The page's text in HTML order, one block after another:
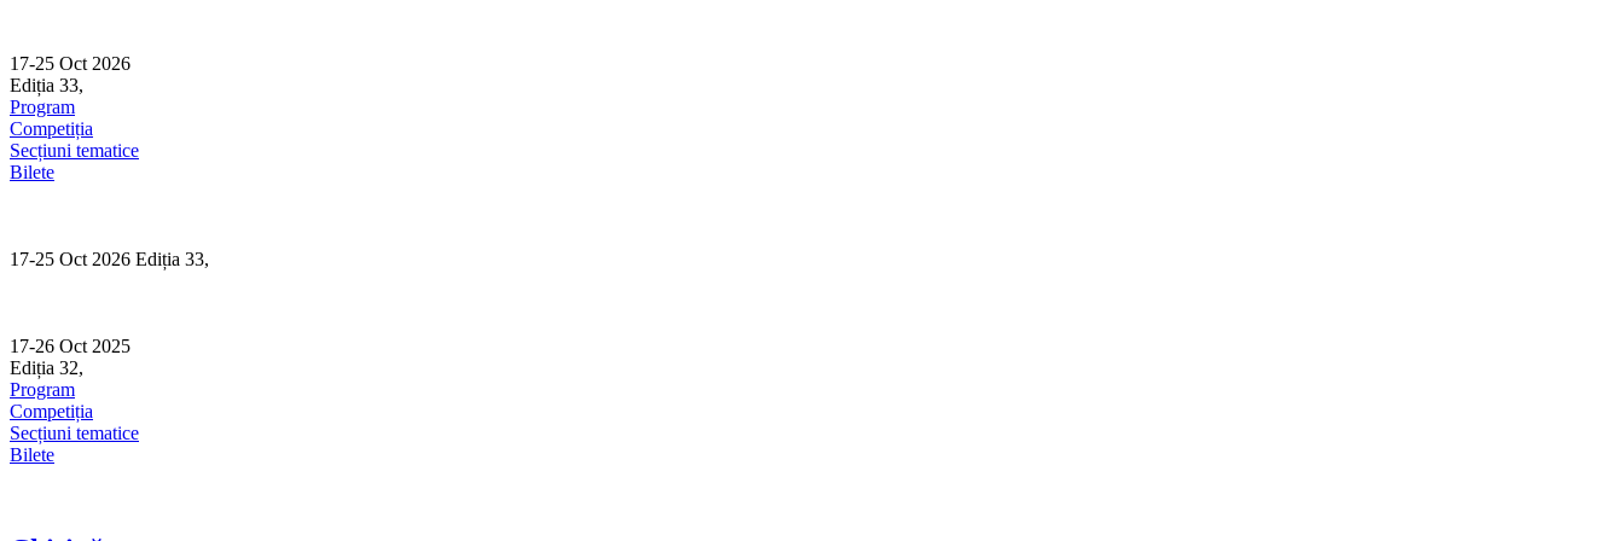
content
17-25 Oct 2026
Ediția 33,
Program
Competiția
Secțiuni tematice
Bilete
17-25 Oct 2026 Ediția 33,
17-26 Oct 2025
Ediția 32,
Program
Competiția
Secțiuni tematice
Bilete